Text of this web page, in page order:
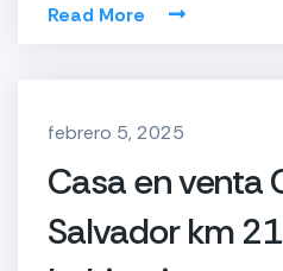
Read More
febrero 5, 2025
Casa en venta
Salvador km